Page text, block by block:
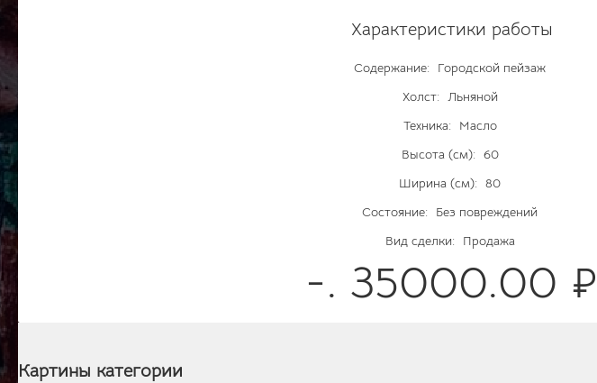
Характеристики работы
Содержание:
Городской пейзаж
Холст:
Льняной
Техника:
Масло
Высота (см): 60
Ширина (см): 80
Состояние:
Без повреждений
Вид сделки:
Продажа
-. 35000.00 ₽
Картины категории